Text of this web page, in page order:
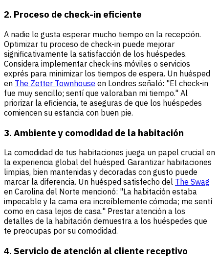
2. Proceso de check-in eficiente
A nadie le gusta esperar mucho tiempo en la recepción.
Optimizar tu proceso de check-in puede mejorar
significativamente la satisfacción de los huéspedes.
Considera implementar check-ins móviles o servicios
exprés para minimizar los tiempos de espera. Un huésped
en The Zetter Townhouse en Londres señaló: "El check-in
fue muy sencillo; sentí que valoraban mi tiempo." Al
priorizar la eficiencia, te aseguras de que los huéspedes
comiencen su estancia con buen pie.
3. Ambiente y comodidad de la habitación
La comodidad de tus habitaciones juega un papel crucial en
la experiencia global del huésped. Garantizar habitaciones
limpias, bien mantenidas y decoradas con gusto puede
marcar la diferencia. Un huésped satisfecho del The Swag
en Carolina del Norte mencionó: "La habitación estaba
impecable y la cama era increíblemente cómoda; me sentí
como en casa lejos de casa." Prestar atención a los
detalles de la habitación demuestra a los huéspedes que
te preocupas por su comodidad.
4. Servicio de atención al cliente receptivo